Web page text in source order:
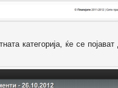
категорија, ќе се